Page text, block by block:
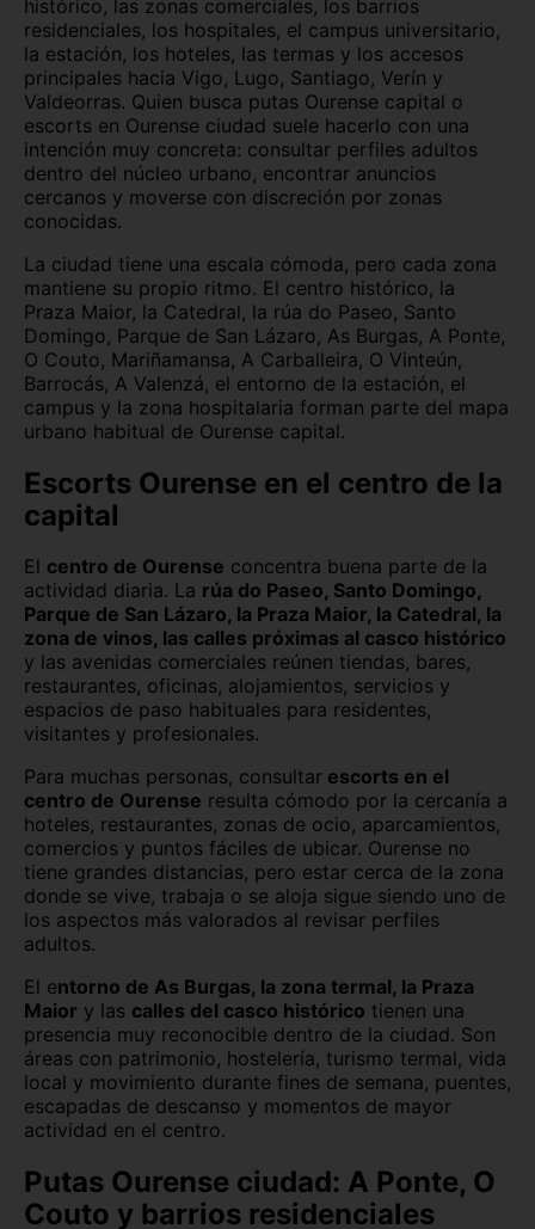
Málaga capital Melilla capital
Murcia capital Oviedo
Palencia capital Palma de Mallorca
Pamplona Pontevedra capital
Salamanca capital
Santa Cruz de Tenerife Santander
Segovia capital Sevilla capital
Soria capital Tarragona capital
Teruel capital Toledo capital
Valencia capital Valladolid capital
Vitoria
Zaragoza capital
histórico, las zonas comerciales, los barrios
residenciales, los hospitales, el campus universitario,
la estación, los hoteles, las termas y los accesos
principales hacia Vigo, Lugo, Santiago, Verín y
Valdeorras. Quien busca putas Ourense capital o
escorts en Ourense ciudad suele hacerlo con una
intención muy concreta: consultar perfiles adultos
dentro del núcleo urbano, encontrar anuncios
cercanos y moverse con discreción por zonas
conocidas.
La ciudad tiene una escala cómoda, pero cada zona
mantiene su propio ritmo. El centro histórico, la
Praza Maior, la Catedral, la rúa do Paseo, Santo
Domingo, Parque de San Lázaro, As Burgas, A Ponte,
O Couto, Mariñamansa, A Carballeira, O Vinteún,
Barrocás, A Valenzá, el entorno de la estación, el
campus y la zona hospitalaria forman parte del mapa
urbano habitual de Ourense capital.
Escorts Ourense en el centro de la
capital
El centro de Ourense concentra buena parte de la
actividad diaria. La rúa do Paseo, Santo Domingo,
Parque de San Lázaro, la Praza Maior, la Catedral, la
zona de vinos, las calles próximas al casco histórico
y las avenidas comerciales reúnen tiendas, bares,
restaurantes, oficinas, alojamientos, servicios y
espacios de paso habituales para residentes,
visitantes y profesionales.
Para muchas personas, consultar escorts en el
centro de Ourense resulta cómodo por la cercanía a
hoteles, restaurantes, zonas de ocio, aparcamientos,
comercios y puntos fáciles de ubicar. Ourense no
tiene grandes distancias, pero estar cerca de la zona
donde se vive, trabaja o se aloja sigue siendo uno de
los aspectos más valorados al revisar perfiles
adultos.
El entorno de As Burgas, la zona termal, la Praza
Maior y las calles del casco histórico tienen una
presencia muy reconocible dentro de la ciudad. Son
áreas con patrimonio, hostelería, turismo termal, vida
local y movimiento durante fines de semana, puentes,
escapadas de descanso y momentos de mayor
actividad en el centro.
Putas Ourense ciudad: A Ponte, O
Couto y barrios residenciales